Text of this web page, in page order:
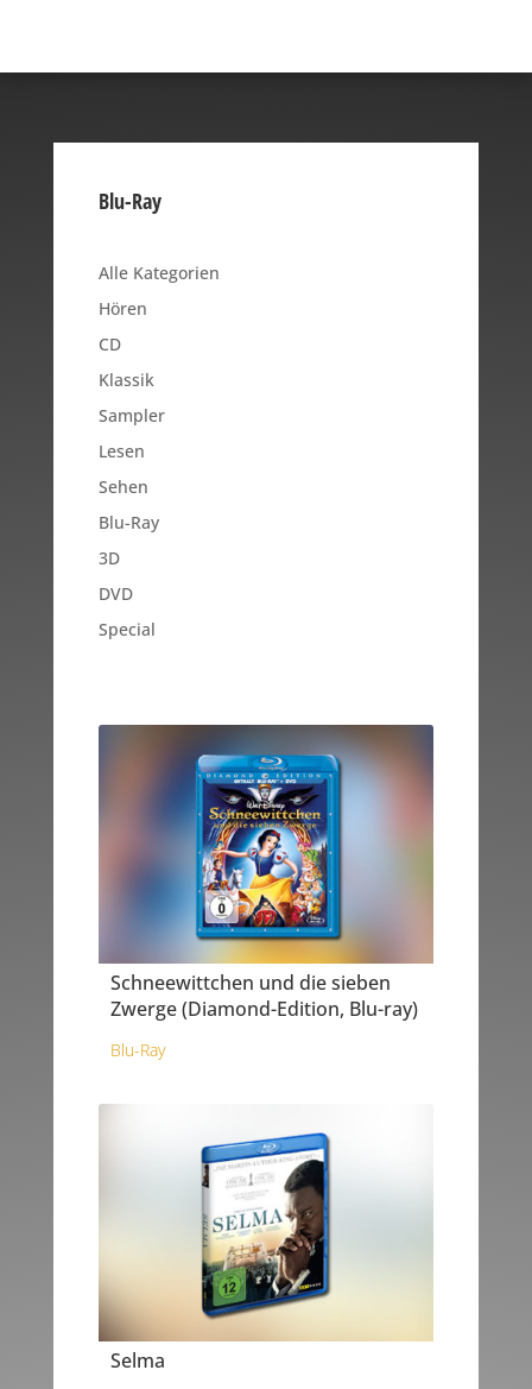
Blu-Ray
Alle Kategorien
Hören
CD
Klassik
Sampler
Lesen
Sehen
Blu-Ray
3D
DVD
Special
Schneewittchen und die sieben
Zwerge (Diamond-Edition, Blu-ray)
Blu-Ray
Selma